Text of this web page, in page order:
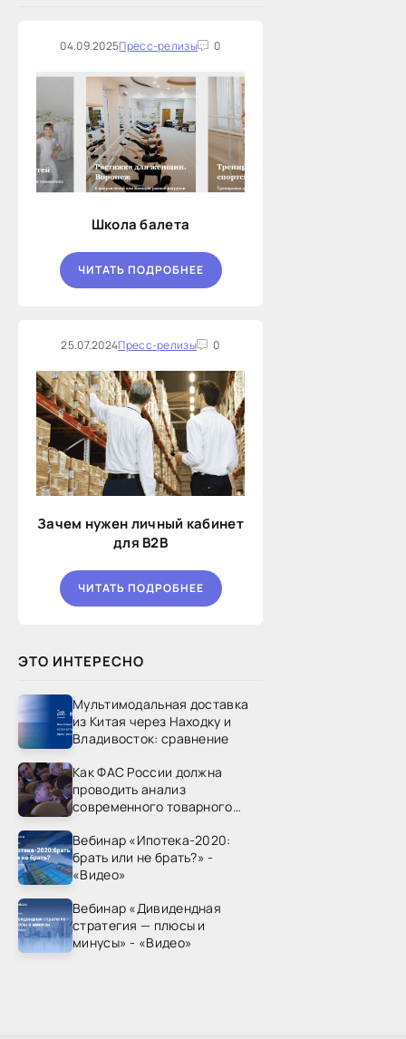
04.09.2025Пресс-релизы 0
Школа балета
ЧИТАТЬ ПОДРОБНЕЕ
25.07.2024Пресс-релизы 0
Зачем нужен личный кабинет
для B2B
ЧИТАТЬ ПОДРОБНЕЕ
ЭТО ИНТЕРЕСНО
Мультимодальная доставка
из Китая через Находку и
Владивосток: сравнение
Как ФАС России должна
проводить анализ
современного товарного
России»
Вебинар «Ипотека-2020:
брать или не брать?» -
«Видео»
Вебинар «Дивидендная
стратегия — плюсы и
минусы» - «Видео»